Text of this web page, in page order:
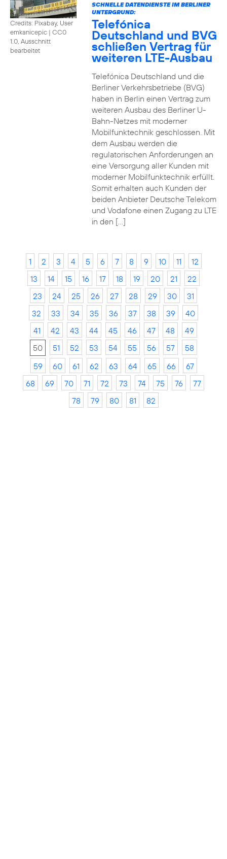
Credits: Pixabay, User
emkanicepic | CC0
1.0, Ausschnitt
bearbeitet
SCHNELLE DATENDIENSTE IM BERLINER
UNTERGRUND:
Telefónica
Deutschland und BVG
schließen Vertrag für
weiteren LTE-Ausbau
Telefónica Deutschland und die
Berliner Verkehrsbetriebe (BVG)
haben in Berlin einen Vertrag zum
weiteren Ausbau des Berliner U-
Bahn-Netzes mit moderner
Mobilfunktechnik geschlossen. Mit
dem Ausbau werden die
regulatorischen Anforderungen an
eine Versorgung aller Kunden mit
moderner Mobilfunktechnik erfüllt.
Somit erhalten auch Kunden der
beiden Anbieter Deutsche Telekom
und Vodafone einen Zugang zu LTE
in den […]
1 2 3 4 5 6 7 8 9 10 11
12
13
14 15 16 17 18 19 20 21
22
23
24 25 26 27 28 29 30
31
32
33 34 35 36 37 38 39
40
41
42 43 44 45 46 47 48
49
50
51 52 53 54 55 56 57
58
59
60 61 62 63 64 65 66
67
68
69 70 71 72 73 74 75 76
77
78
79 80 81 82